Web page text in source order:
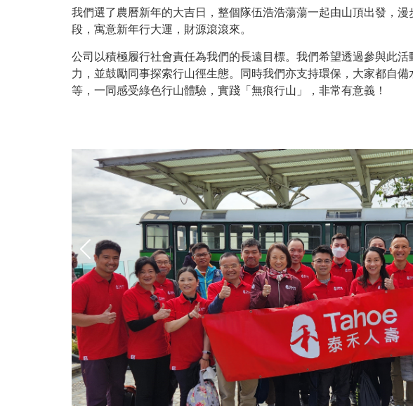
我們選了農曆新年的大吉日，整個隊伍浩浩蕩蕩一起由山頂出發，
段，寓意新年行大運，財源滾滾來。
公司以積極履行社會責任為我們的長遠目標。我們希望透過參與此
力，並鼓勵同事探索行山徑生態。同時我們亦支持環保，大家都自
等，一同感受綠色行山體驗，實踐「無痕行山」，非常有意義！